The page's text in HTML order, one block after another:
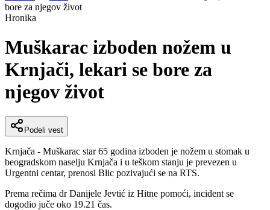
bore za njegov život
Hronika
Muškarac izboden nožem u
Krnjači, lekari se bore za
njegov život
Podeli vest
Krnjača - Muškarac star 65 godina izboden je nožem u stomak u
beogradskom naselju Krnjača i u teškom stanju je prevezen u
Urgentni centar, prenosi Blic pozivajući se na RTS.
Prema rečima dr Danijele Jevtić iz Hitne pomoći, incident se
dogodio juče oko 19.21 čas.